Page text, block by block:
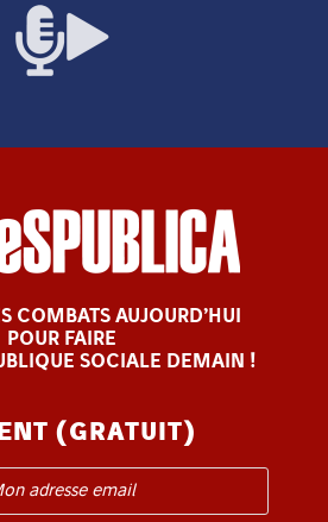
COMBATS AUJOURD’HUI
POUR FAIRE
SOCIALE DEMAIN !
(GRATUIT)